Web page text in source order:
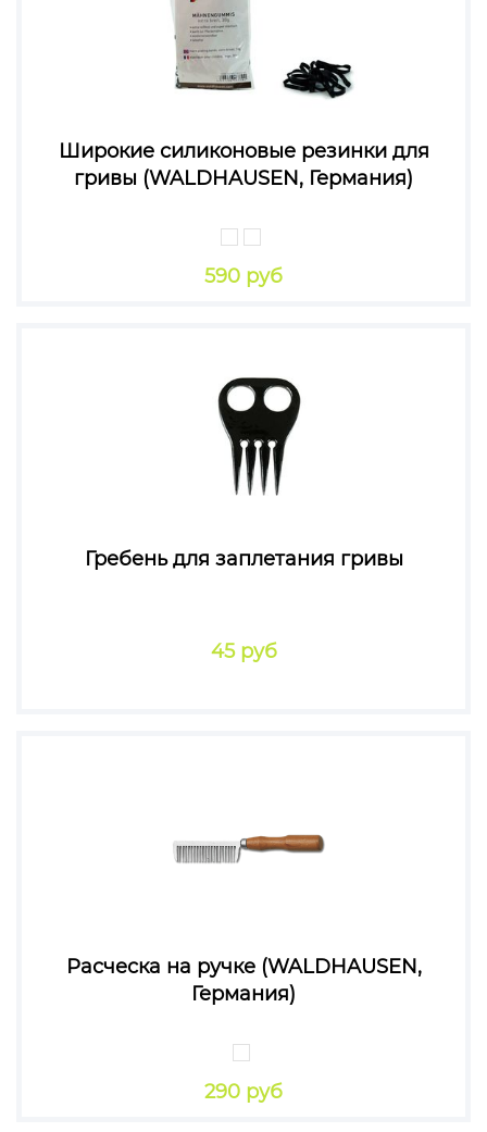
Широкие силиконовые резинки для
гривы (WALDHAUSEN, Германия)
590 руб
Гребень для заплетания гривы
45 руб
Расческа на ручке (WALDHAUSEN,
Германия)
290 руб